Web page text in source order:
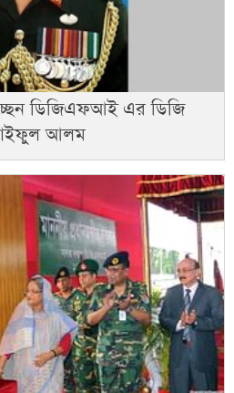
ডিজিএফআই এর ডিজি
আলম